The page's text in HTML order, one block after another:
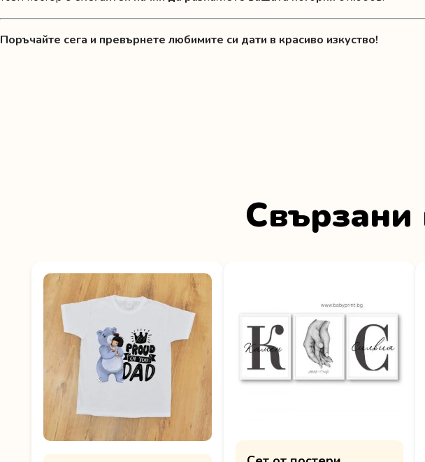
Поръчайте сега и превърнете любимите си дати в красиво изкуство!
Свързани